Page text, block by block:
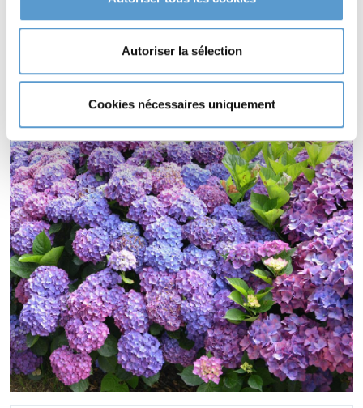
Autoriser la sélection
Cookies nécessaires uniquement
HYDRANGEA macrophylla 'Doris' supporte le climat maritime.